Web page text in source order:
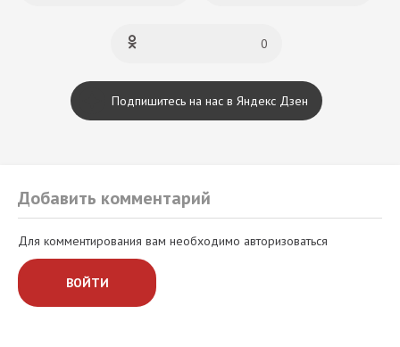
0
Подпишитесь на нас в Яндекс Дзен
Добавить комментарий
Для комментирования вам необходимо авторизоваться
ВОЙТИ